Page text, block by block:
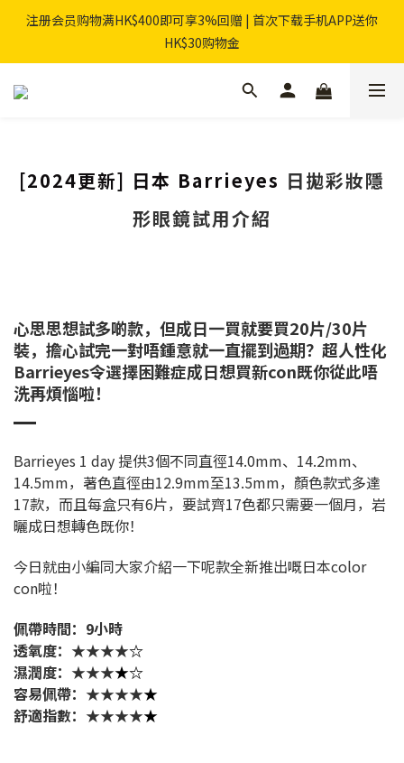
注册会员购物满HK$400即可享3%回赠 | 首次下载手机APP送你
HK$30购物金
[2024更新] 日本 Barrieyes 日拋彩妝隱
形眼鏡試用介紹
心思思想試多啲款，但成日一買就要買20片/30片
裝，擔心試完一對唔鍾意就一直擺到過期？超人性化
Barrieyes令選擇困難症成日想買新con既你從此唔
洗再煩惱啦！
Barrieyes 1 day 提供3個不同直徑14.0mm、14.2mm、
14.5mm，著色直徑由12.9mm至13.5mm，顏色款式多達
17款，而且每盒只有6片，要試齊17色都只需要一個月，岩
曬成日想轉色既你！
今日就由小編同大家介紹一下呢款全新推出嘅日本color
con啦！
佩帶時間：9小時
透氧度：★★★★☆
濕潤度：★★★★☆
容易佩帶：★★★★★
舒適指數：★★★★★